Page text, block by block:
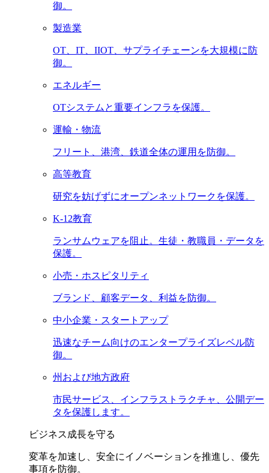
御。
製造業
OT、IT、IIOT、サプライチェーンを大規模に防
御。
エネルギー
OTシステムと重要インフラを保護。
運輸・物流
フリート、港湾、鉄道全体の運用を防御。
高等教育
研究を妨げずにオープンネットワークを保護。
K-12教育
ランサムウェアを阻止。生徒・教職員・データを
保護。
小売・ホスピタリティ
ブランド、顧客データ、利益を防御。
中小企業・スタートアップ
迅速なチーム向けのエンタープライズレベル防
御。
州および地方政府
市民サービス、インフラストラクチャ、公開デー
タを保護します。
ビジネス成長を守る
変革を加速し、安全にイノベーションを推進し、優先
事項を防御。